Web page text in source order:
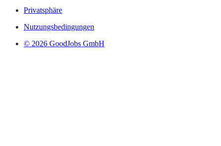
Privatsphäre
Nutzungsbedingungen
© 2026 GoodJobs GmbH